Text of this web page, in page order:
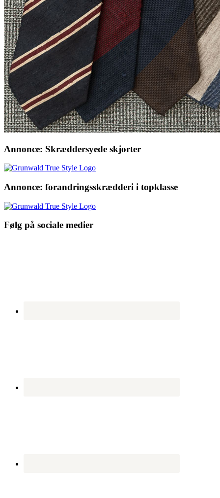
Annonce: Skræddersyede skjorter
Annonce: forandringsskrædderi i topklasse
Følg på sociale medier